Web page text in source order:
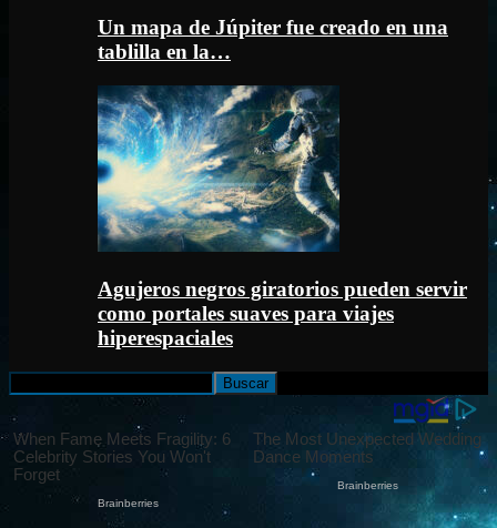
Un mapa de Júpiter fue creado en una
tablilla en la…
Agujeros negros giratorios pueden servir
como portales suaves para viajes
hiperespaciales